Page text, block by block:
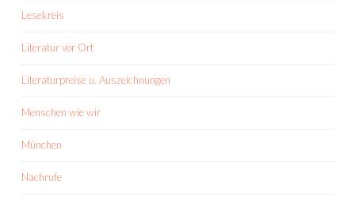
Lesekreis
Literatur vor Ort
Literaturpreise u. Auszeichnungen
Menschen wie wir
München
Nachrufe